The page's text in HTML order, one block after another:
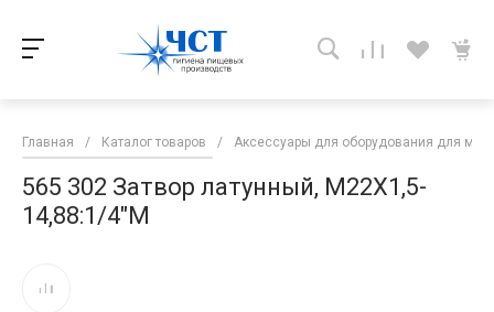
Главная / Каталог товаров / Аксессуары для оборудования для
565 302 Затвор латунный, M22X1,5-
14,88:1/4"M